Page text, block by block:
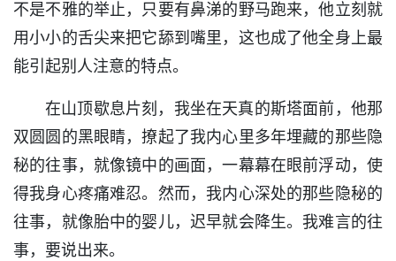
不是不雅的举止，只要有鼻涕的野马跑来，他立刻就
用小小的舌尖来把它舔到嘴里，这也成了他全身上最
能引起别人注意的特点。
在山顶歇息片刻，我坐在天真的斯塔面前，他那
双圆圆的黑眼睛，撩起了我内心里多年埋藏的那些隐
秘的往事，就像镜中的画面，一幕幕在眼前浮动，使
得我身心疼痛难忍。然而，我内心深处的那些隐秘的
往事，就像胎中的婴儿，迟早就会降生。我难言的往
事，要说出来。